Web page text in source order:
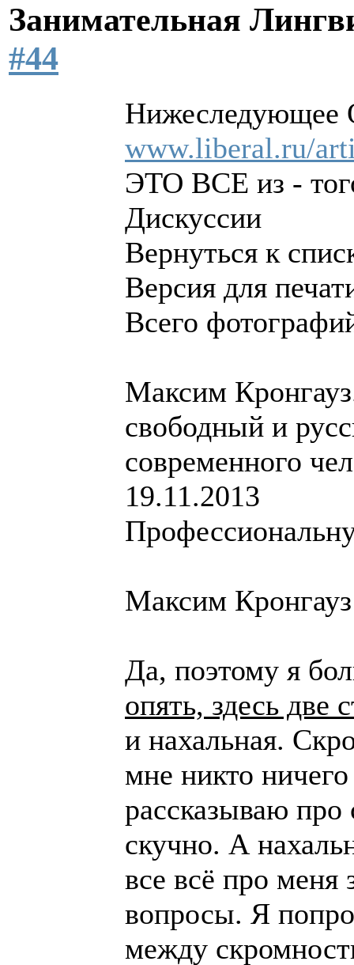
Занимательная
#44
www.liberal.ru/
ЭТО ВСЕ из -
Дискуссии
Вернуться к
Версия для
Всего
Максим
свободный и
современного
19.11.2013
Максим
Да, поэтому я
опять, здесь две
и нахальная.
мне никто
рассказываю про
скучно. А
все всё про меня
вопросы. Я
между